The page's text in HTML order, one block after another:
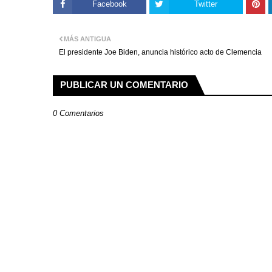
Facebook Twitter
MÁS ANTIGUA
El presidente Joe Biden, anuncia histórico acto de Clemencia
PUBLICAR UN COMENTARIO
0 Comentarios